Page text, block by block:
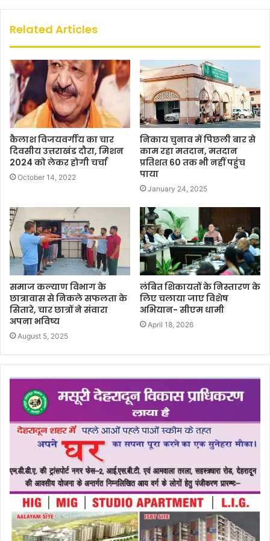
Related Articles
कैलाश विजयवर्गीय का चार
दिवसीय उत्तराखंड दौरा, मिशन
2024 को लेकर होगी चर्चा
October 14, 2022
निकाय चुनाव में पिछली बार से
काम रहा मतदान, मतदान
प्रतिशत 60 तक भी नहीं पहुंंच
पाया
January 24, 2025
समाज कल्याण विभाग के
छात्रावास से निकले सफलता के
सितारे, चार छात्रों ने संवारा
अपना भविष्य
August 5, 2025
लंबित शिकायतों के निस्तारण के
लिए चलाया जाए विशेष
अभियान- सीएम धामी
April 18, 2026